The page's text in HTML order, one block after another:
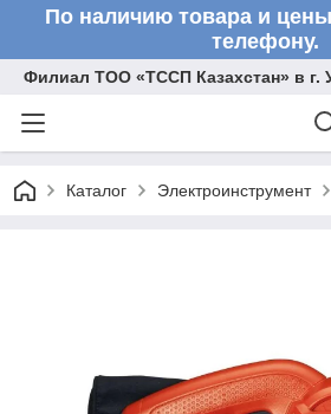
По наличию товара и
телефону.
Филиал ТОО «ТССП Казахстан» в г.
Каталог Электроинструмент